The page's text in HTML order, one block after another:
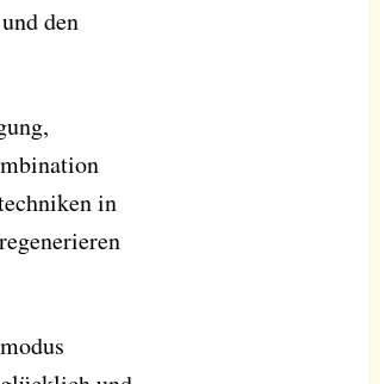
den
in